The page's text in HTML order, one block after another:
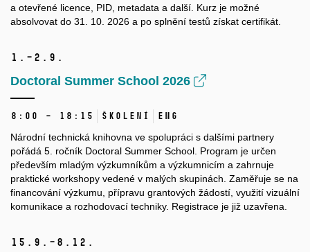
a otevřené licence, PID, metadata a další. Kurz je možné
absolvovat do 31. 10. 2026 a po splnění testů získat certifikát.
1.–2. 9.
Doctoral Summer School 2026
8:00 – 18:15 Školení ENG
Národní technická knihovna ve spolupráci s dalšími partnery
pořádá 5. ročník Doctoral Summer School. Program je určen
především mladým výzkumníkům a výzkumnicím a zahrnuje
praktické workshopy vedené v malých skupinách. Zaměřuje se na
financování výzkumu, přípravu grantových žádostí, využití vizuální
komunikace a rozhodovací techniky. Registrace je již uzavřena.
15. 9.–8. 12.